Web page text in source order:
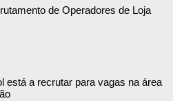
de Operadores de Loja
está a recrutar para vagas na área